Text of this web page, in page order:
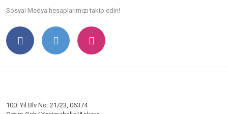
Sosyal Medya hesaplarımızı takip edin!
100. Yıl Blv No: 21/23, 06374